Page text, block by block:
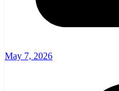
May 7, 2026